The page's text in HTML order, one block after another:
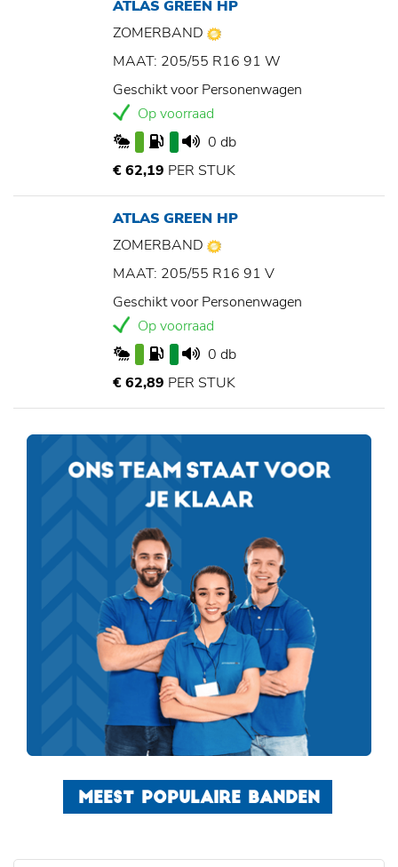
ATLAS GREEN HP
ZOMERBAND
MAAT: 205/55 R16 91 W
Geschikt voor Personenwagen
Op voorraad
0 db
€ 62,19 PER STUK
ATLAS GREEN HP
ZOMERBAND
MAAT: 205/55 R16 91 V
Geschikt voor Personenwagen
Op voorraad
0 db
€ 62,89 PER STUK
MEEST POPULAIRE BANDEN